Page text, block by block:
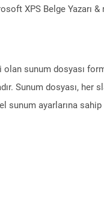
XPS Belge Yazarı &
sunum dosyası
Sunum dosyası, her
sunum ayarlarına